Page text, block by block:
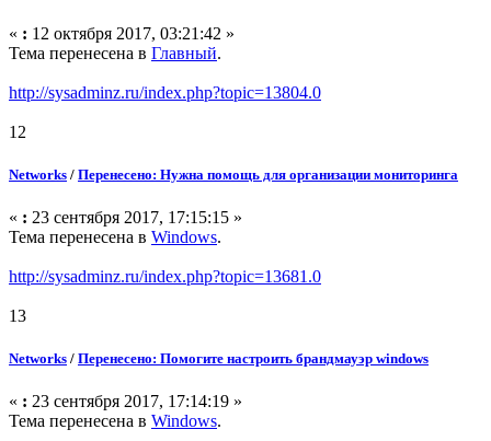
« : 12 октября 2017, 03:21:42 »
Тема перенесена в Главный.
http://sysadminz.ru/index.php?topic=13804.0
12
Networks / Перенесено: Нужна помощь для организации мониторинга
« : 23 сентября 2017, 17:15:15 »
Тема перенесена в Windows.
http://sysadminz.ru/index.php?topic=13681.0
13
Networks / Перенесено: Помогите настроить брандмауэр windows
« : 23 сентября 2017, 17:14:19 »
Тема перенесена в Windows.